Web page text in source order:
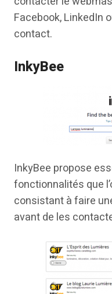
Facebook, LinkedIn
contact.
InkyBee
InkyBee propose
fonctionnalités que
consistant à faire
avant de les